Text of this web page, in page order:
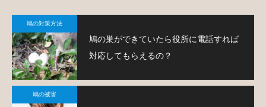
鳩の対策方法
鳩の巣ができていたら役所に電話すれば
対応してもらえるの？
鳩の被害